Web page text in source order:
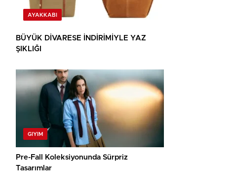
AYAKKABI
BÜYÜK DİVARESE İNDİRİMİYLE YAZ
ŞIKLIĞI
GIYIM
Pre-Fall Koleksiyonunda Sürpriz
Tasarımlar